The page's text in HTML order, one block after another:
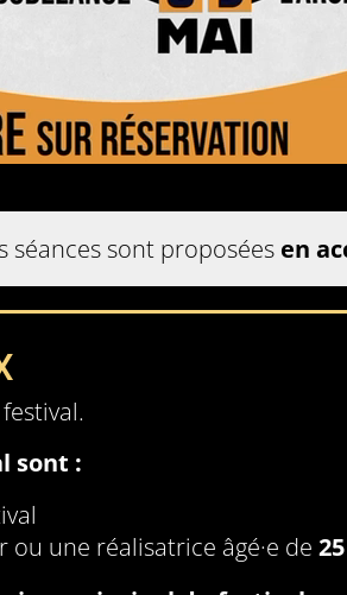
séances sont proposées en
sont :
ou une réalisatrice âgé·e de